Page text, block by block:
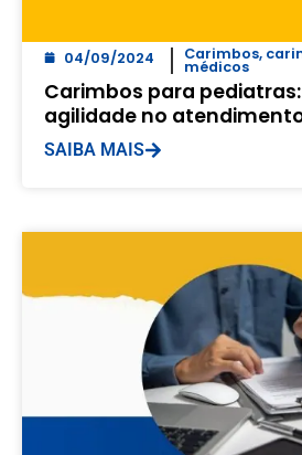
04/09/2024 Carimbos,
médicos
Carimbos para
agilidade no
SAIBA MAIS